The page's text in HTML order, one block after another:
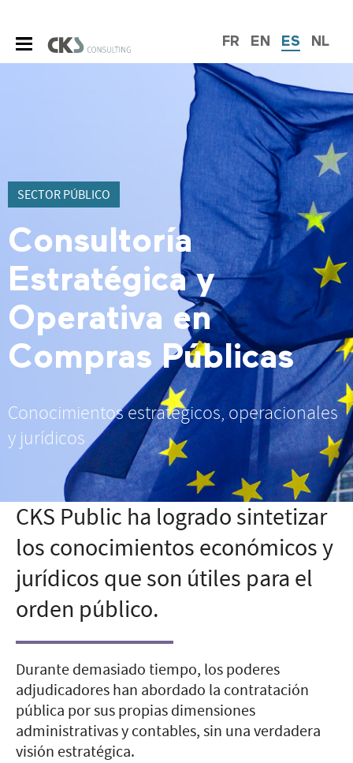
FR EN ES NL
SECTOR PÚBLICO
Consultoría
Estratégica y
Operativa en
Compras Públicas
Conocimientos estratégicos, operacionales
y jurídicos
CKS Public ha logrado sintetizar
los conocimientos económicos y
jurídicos que son útiles para el
orden público.
Durante demasiado tiempo, los poderes
adjudicadores han abordado la contratación
pública por sus propias dimensiones
administrativas y contables, sin una verdadera
visión estratégica.